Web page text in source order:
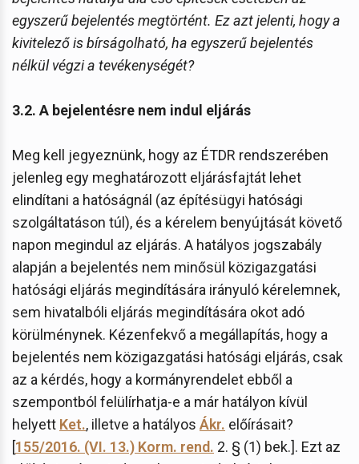
egyszerű bejelentés megtörtént. Ez azt jelenti, hogy a
kivitelező is bírságolható, ha egyszerű bejelentés
nélkül végzi a tevékenységét?
3.2. A bejelentésre nem indul eljárás
Meg kell jegyeznünk, hogy az ÉTDR rendszerében
jelenleg egy meghatározott eljárásfajtát lehet
elindítani a hatóságnál (az építésügyi hatósági
szolgáltatáson túl), és a kérelem benyújtását követő
napon megindul az eljárás. A hatályos jogszabály
alapján a bejelentés nem minősül közigazgatási
hatósági eljárás megindítására irányuló kérelemnek,
sem hivatalbóli eljárás megindítására okot adó
körülménynek. Kézenfekvő a megállapítás, hogy a
bejelentés nem közigazgatási hatósági eljárás, csak
az a kérdés, hogy a kormányrendelet ebből a
szempontból felülírhatja-e a már hatályon kívül
helyett Ket., illetve a hatályos Ákr. előírásait?
[155/2016. (VI. 13.) Korm. rend. 2. § (1) bek.]. Ezt az